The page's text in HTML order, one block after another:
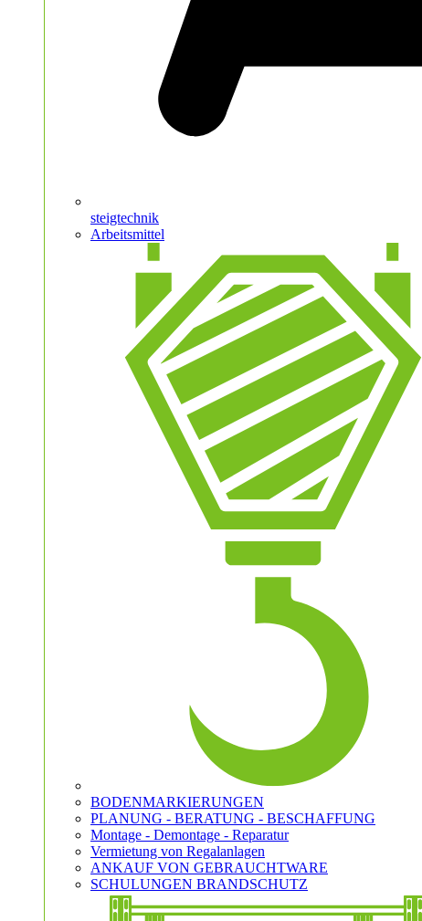
steigtechnik
Arbeitsmittel
BODENMARKIERUNGEN
PLANUNG - BERATUNG - BESCHAFFUNG
Montage - Demontage - Reparatur
Vermietung von Regalanlagen
ANKAUF VON GEBRAUCHTWARE
SCHULUNGEN BRANDSCHUTZ